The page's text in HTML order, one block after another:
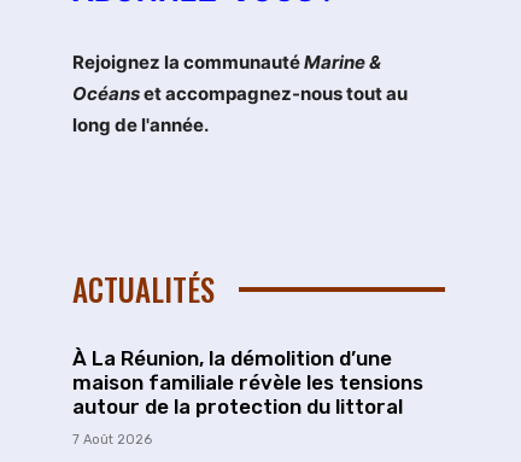
Rejoignez la communautéMarine &
Océanset accompagnez-nous tout au
long de l'année.
ACTUALITÉS
À La Réunion, la démolition d’une
maison familiale révèle les tensions
autour de la protection du littoral
7 Août 2026